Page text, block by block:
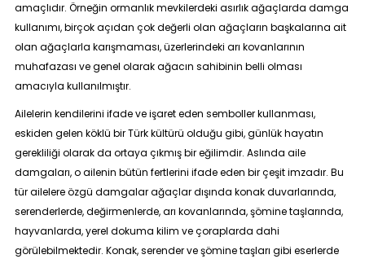
amaçlıdır. Örneğin ormanlık mevkilerdeki asırlık ağaçlarda damga
kullanımı, birçok açıdan çok değerli olan ağaçların başkalarına ait
olan ağaçlarla karışmaması, üzerlerindeki arı kovanlarının
muhafazası ve genel olarak ağacın sahibinin belli olması
amacıyla kullanılmıştır.
Ailelerin kendilerini ifade ve işaret eden semboller kullanması,
eskiden gelen köklü bir Türk kültürü olduğu gibi, günlük hayatın
gerekliliği olarak da ortaya çıkmış bir eğilimdir. Aslında aile
damgaları, o ailenin bütün fertlerini ifade eden bir çeşit imzadır. Bu
tür ailelere özgü damgalar ağaçlar dışında konak duvarlarında,
serenderlerde, değirmenlerde, arı kovanlarında, şömine taşlarında,
hayvanlarda, yerel dokuma kilim ve çoraplarda dahi
görülebilmektedir. Konak, serender ve şömine taşları gibi eserlerde